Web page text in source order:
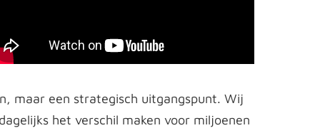
maar een strategisch uitgangspunt. Wij
het verschil maken voor miljoenen